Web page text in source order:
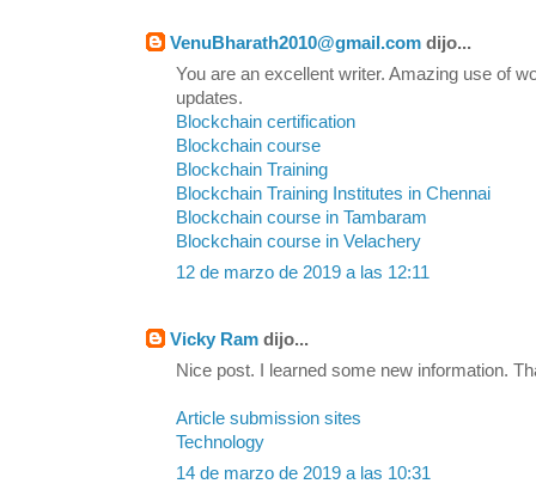
VenuBharath2010@gmail.com dijo...
You are an excellent writer. Amazing use of
updates.
Blockchain certification
Blockchain course
Blockchain Training
Blockchain Training Institutes in Chennai
Blockchain course in Tambaram
Blockchain course in Velachery
12 de marzo de 2019 a las 12:11
Vicky Ram dijo...
Nice post. I learned some new information.
Article submission sites
Technology
14 de marzo de 2019 a las 10:31